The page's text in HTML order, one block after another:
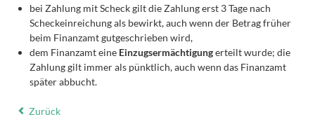
bei Zahlung mit Scheck gilt die Zahlung erst 3 Tage nach
Scheckeinreichung als bewirkt, auch wenn der Betrag früher
beim Finanzamt gutgeschrieben wird,
dem Finanzamt eine Einzugsermächtigungerteilt wurde; die
Zahlung gilt immer als pünktlich, auch wenn das Finanzamt
später abbucht.
Zurück